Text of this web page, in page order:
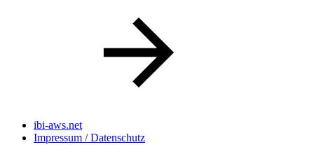
ibi-aws.net
Impressum / Datenschutz